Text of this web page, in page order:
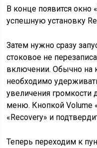
В конце появится окно
успешную установку
Затем нужно сразу
стоковое не
включении. Обычно на
необходимо
увеличения громкости
меню. Кнопкой Volume
«Recovery» и
Теперь переходим к